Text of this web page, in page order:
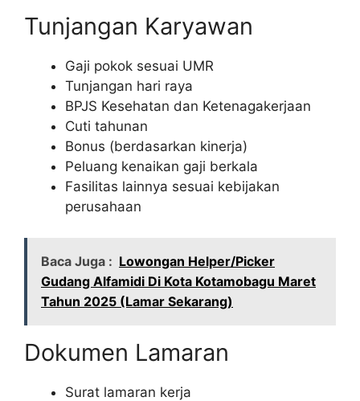
Tunjangan Karyawan
Gaji pokok sesuai UMR
Tunjangan hari raya
BPJS Kesehatan dan Ketenagakerjaan
Cuti tahunan
Bonus (berdasarkan kinerja)
Peluang kenaikan gaji berkala
Fasilitas lainnya sesuai kebijakan
perusahaan
Baca Juga : Lowongan Helper/Picker
Gudang Alfamidi Di Kota Kotamobagu Maret
Tahun 2025 (Lamar Sekarang)
Dokumen Lamaran
Surat lamaran kerja